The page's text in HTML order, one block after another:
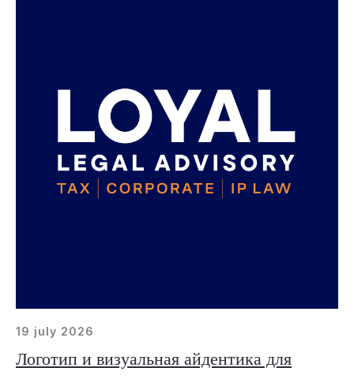
19 july 2026
Логотип и визуальная айдентика для